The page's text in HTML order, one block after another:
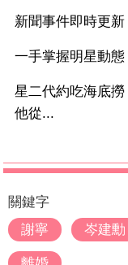
新聞事件即時更
一手掌握明星動
星二代約吃海底
他從...
關鍵字
謝寧
岑建勳